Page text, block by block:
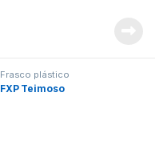
Frasco plástico
FXP Teimoso